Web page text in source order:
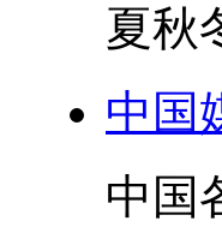
夏秋
中国
中国